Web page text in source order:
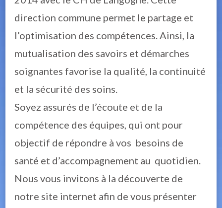
direction commune permet le partage et
l’optimisation des compétences. Ainsi, la
mutualisation des savoirs et démarches
soignantes favorise la qualité, la continuité
et la sécurité des soins.
Soyez assurés de l’écoute et de la
compétence des équipes, qui ont pour
objectif de répondre à vos besoins de
santé et d’accompagnement au quotidien.
Nous vous invitons à la découverte de
notre site internet afin de vous présenter